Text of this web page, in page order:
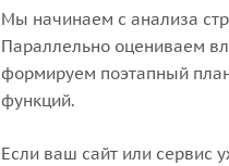
Мы начинаем с анализа
Параллельно оцениваем
формируем поэтапный
функций.
Если ваш сайт или сервис